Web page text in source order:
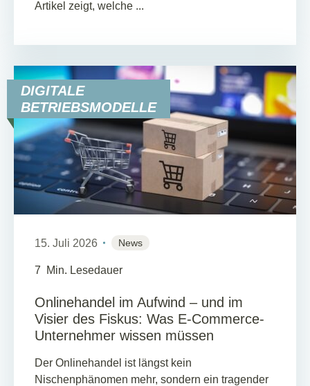
Artikel zeigt, welche ...
DIGITALE
BETRIEBSMODELLE
15. Juli 2026 News
7 Min. Lesedauer
Onlinehandel im Aufwind – und im
Visier des Fiskus: Was E-Commerce-
Unternehmer wissen müssen
Der Onlinehandel ist längst kein
Nischenphänomen mehr, sondern ein tragender